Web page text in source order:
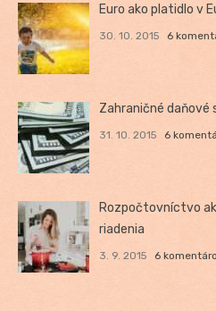
Euro ako platidlo v
30. 10. 2015 6
Zahraničné daňové
31. 10. 2015 6
Rozpočtovníctvo
riadenia
3. 9. 2015 6